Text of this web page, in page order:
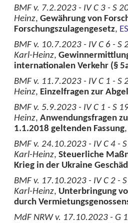
BMF v. 7.2.2023 - IV C 3 - S
Heinz, Gewährung von
Forschungszulagengesetz,
BMF v. 10.7.2023 - IV C 6 -
Karl-Heinz,
internationalen Verkehr (§
BMF v. 11.7.2023 - IV C 1 -
Heinz, Einzelfragen zur
BMF v. 5.9.2023 - IV C 1 - S
Heinz, Anwendungsfragen
1.1.2018 geltenden Fassung
BMF v. 24.10.2023 - IV C 4
Karl-Heinz, Steuerliche
Krieg in der Ukraine
BMF v. 17.10.2023 - IV C 2
Karl-Heinz, Unterbringung
durch
MdF NRW v. 17.10.2023 - G